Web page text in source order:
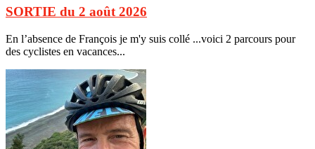
SORTIE du 2 août 2026
En l’absence de François je m'y suis collé ...voici 2 parcours pour
des cyclistes en vacances...